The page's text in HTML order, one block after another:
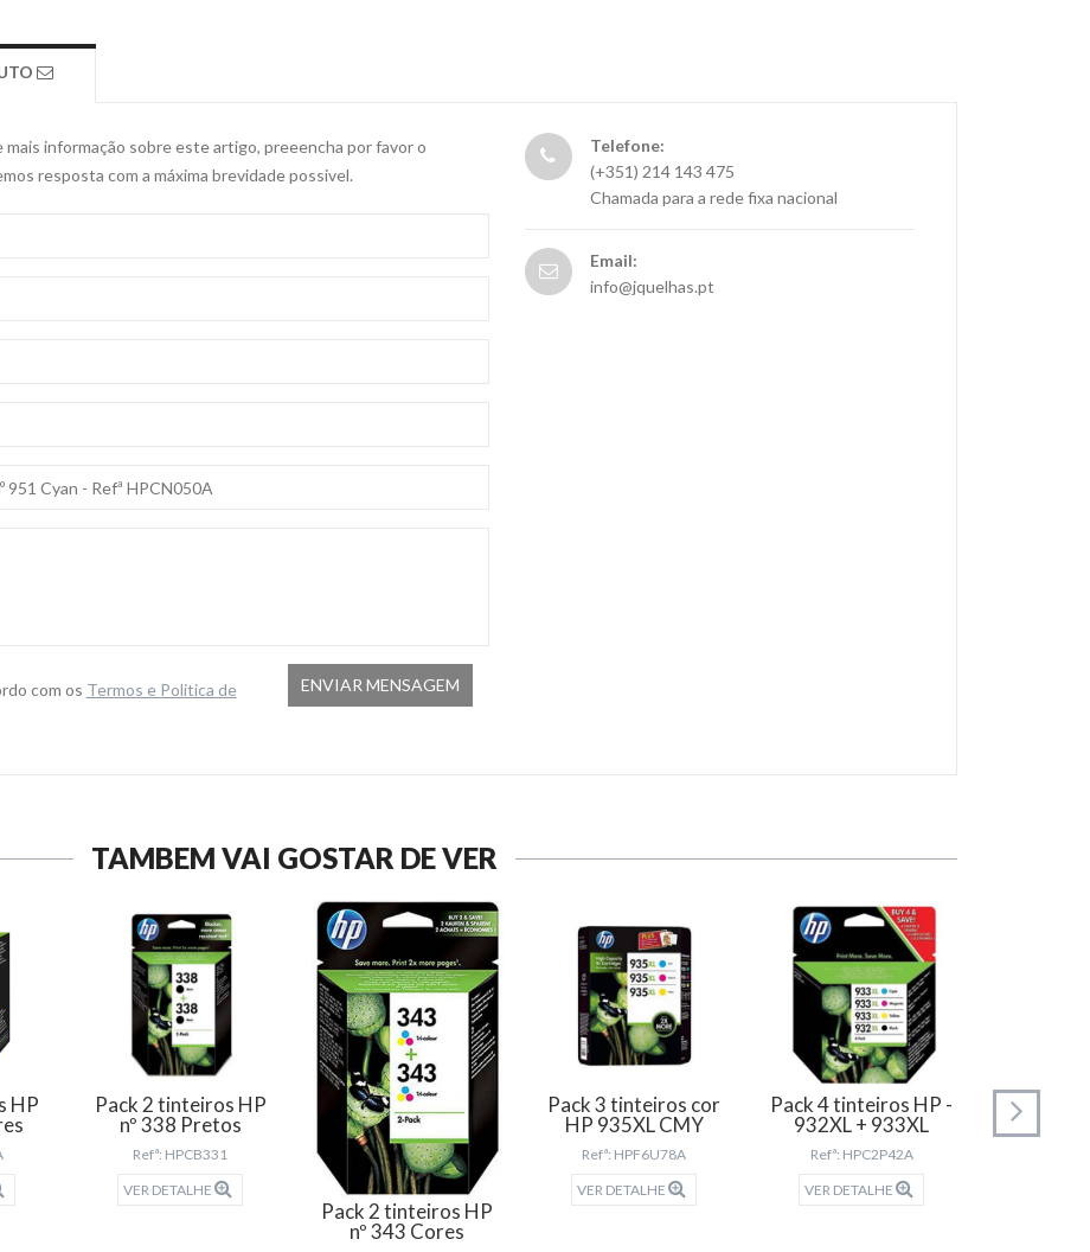
mais informação sobre este artigo, preeencha por favor o
resposta com a máxima brevidade possivel.
com os Termos e Politica de
Telefone:
(+351) 214 143 475
Chamada para a rede fixa nacional
Email:
info@jquelhas.pt
TAMBÉM VAI GOSTAR DE VER
HP
Pack 2 tinteiros HP
nº 338 Pretos
Refª: HPCB331
VER DETALHE
Pack 2 tinteiros HP
nº 343 Cores
Pack 3 tinteiros cor
HP 935XL CMY
Refª: HPF6U78A
VER DETALHE
Pack 4 tinteiros HP -
932XL + 933XL
Refª: HPC2P42A
VER DETALHE
Pack 4
950XL +